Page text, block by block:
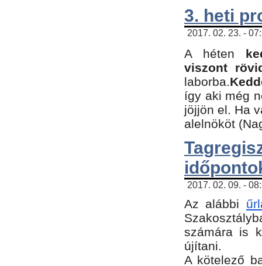
3. heti
2017. 02. 23. -
A héten
viszont
laborba.
így aki még
jöjjön el. Ha
alelnököt
2017. 02. 09. -
Az alábbi
számára is
újítani.
​A kötelező